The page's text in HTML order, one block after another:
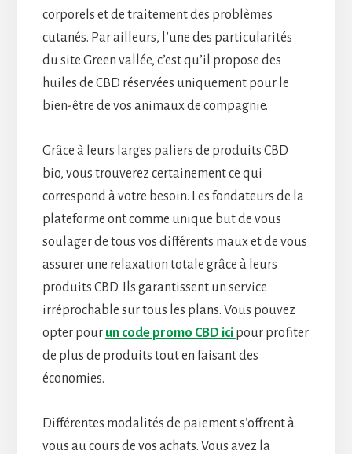
corporels et de traitement des problèmes
cutanés. Par ailleurs, l’une des particularités
du site Green vallée, c’est qu’il propose des
huiles de CBD réservées uniquement pour le
bien-être de vos animaux de compagnie.
Grâce à leurs larges paliers de produits CBD
bio, vous trouverez certainement ce qui
correspond à votre besoin. Les fondateurs de la
plateforme ont comme unique but de vous
soulager de tous vos différents maux et de vous
assurer une relaxation totale grâce à leurs
produits CBD. Ils garantissent un service
irréprochable sur tous les plans. Vous pouvez
opter pour un code promo CBD ici pour profiter
de plus de produits tout en faisant des
économies.
Différentes modalités de paiement s’offrent à
vous au cours de vos achats. Vous avez la